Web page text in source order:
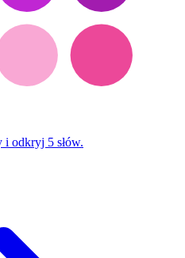
i odkryj 5 słów.